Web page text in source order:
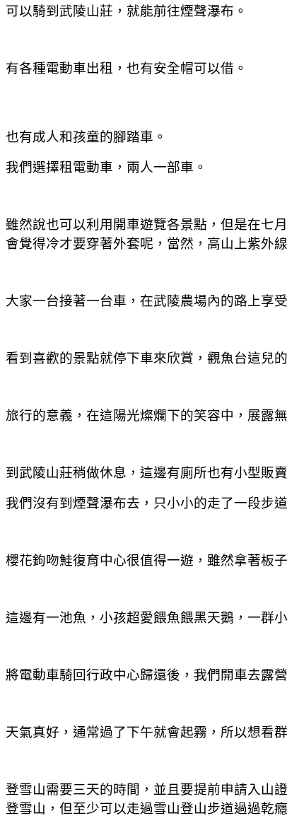
可以騎到武陵山莊，就能前往煙聲瀑布。
有各種電動車出租，也有安全帽可以借。
也有成人和孩童的腳踏車。
我們選擇租電動車，兩人一部車。
雖然說也可以利用開車遊覽各景點，但是在七
會覺得冷才要穿著外套呢，當然，高山上紫外
大家一台接著一台車，在武陵農場內的路上享
看到喜歡的景點就停下車來欣賞，觀魚台這兒
旅行的意義，在這陽光燦爛下的笑容中，展露
到武陵山莊稍做休息，這邊有廁所也有小型販
我們沒有到煙聲瀑布去，只小小的走了一段步
櫻花鉤吻鮭復育中心很值得一遊，雖然拿著板
這邊有一池魚，小孩超愛餵魚餵黑天鵝，一群
將電動車騎回行政中心歸還後，我們開車去露
天氣真好，通常過了下午就會起霧，所以想看
登雪山需要三天的時間，並且要提前申請入山
登雪山，但至少可以走過雪山登山步道過過乾癮